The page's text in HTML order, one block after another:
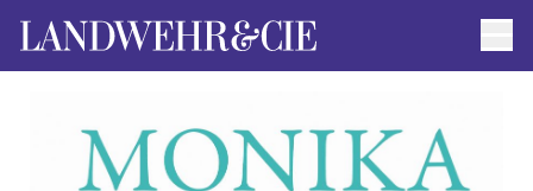
FILMRECHTE
ANFRAGEN / IMPRESSUM